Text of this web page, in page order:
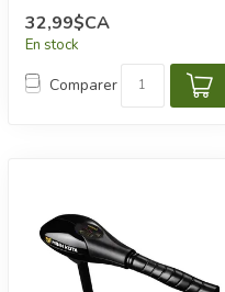
32,99$CA
En stock
Comparer